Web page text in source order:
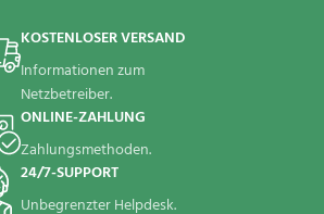
KOSTENLOSER VERSAND
Informationen zum
Netzbetreiber.
ONLINE-ZAHLUNG
Zahlungsmethoden.
24/7-SUPPORT
Unbegrenzter Helpdesk.